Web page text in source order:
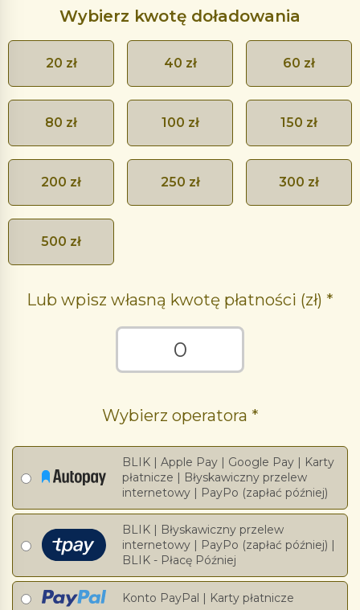
Wybierz kwotę doładowania
20 zł 40 zł 60 zł
80 zł 100 zł 150 zł
200 zł 250 zł 300 zł
500 zł
Lub wpisz własną kwotę płatności (zł)
Wybierz operatora
BLIK | Apple Pay | Google Pay | Karty
płatnicze | Błyskawiczny przelew
internetowy | PayPo (zapłać później)
BLIK | Błyskawiczny przelew
internetowy | PayPo (zapłać później) |
BLIK - Płacę Później
Konto PayPal | Karty płatnicze